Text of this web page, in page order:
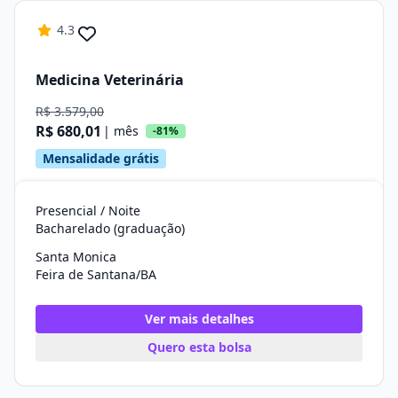
4.3
Medicina Veterinária
R$ 3.579,00
R$ 680,01 | mês -81%
Mensalidade grátis
Presencial / Noite
Bacharelado (graduação)
Santa Monica
Feira de Santana/BA
Ver mais detalhes
Quero esta bolsa